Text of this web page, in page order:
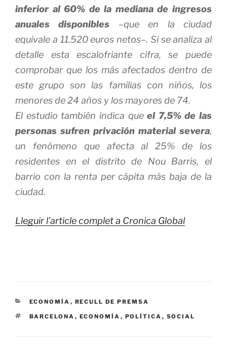
inferior al 60% de la mediana de ingresos
anuales disponibles –que en la ciudad
equivale a 11.520 euros netos–. Si se analiza al
detalle esta escalofriante cifra, se puede
comprobar que los más afectados dentro de
este grupo son las familias con niños, los
menores de 24 años y los mayores de 74.
El estudio también indica queel 7,5% de las
personas sufren privación material severa,
un fenómeno que afecta al 25% de los
residentes en el distrito de Nou Barris, el
barrio con la renta per cápita más baja de la
ciudad.
Lleguir l’article complet a Cronica Global
CATEGORÍAS
ECONOMÍA , RECULL DE PREMSA
ETIQUETAS
BARCELONA , ECONOMÍA , POLÍTICA , SOCIAL